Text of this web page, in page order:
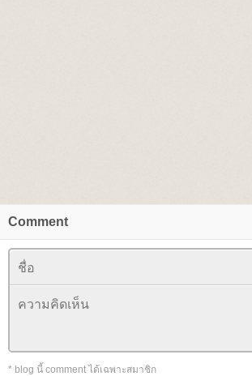
Comment
* blog นี้ comment ได้เฉพาะสมาชิก